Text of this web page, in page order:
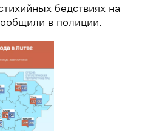
бедствиях на
в полиции.